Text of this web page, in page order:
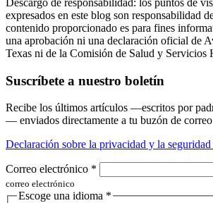
Descargo de responsabilidad: los puntos de
expresados en este blog son responsabilidad
contenido proporcionado es para fines
una aprobación ni una declaración oficial de
Texas ni de la Comisión de Salud y Servicios
Suscríbete a nuestro boletín
Recibe los últimos artículos —escritos por
— enviados directamente a tu buzón de
Declaración sobre la privacidad y la
Correo electrónico *
correo electrónico
Escoge una idioma *